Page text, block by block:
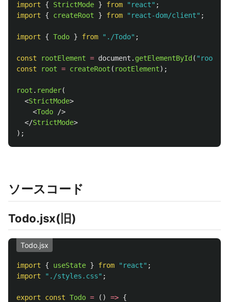
import { StrictMode } from " react" ;
import
{ createRoot } from " react-dom/client" ;
import { Todo } from " ./Todo" ;
const rootElement = document . getElementById ( " root
const
root = createRoot ( rootElement);
root . render(
<StrictMode>
<Todo
/>
</StrictMode>
);
ソースコード
Todo.jsx(旧)
Todo.jsx
import { useState } from " react" ;
import
" ./styles.css" ;
export const Todo = () => {